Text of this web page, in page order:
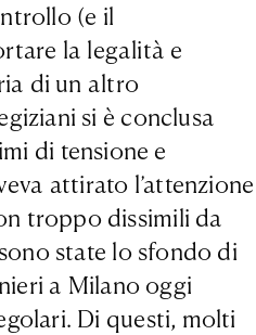
(e il
la legalità e
di un altro
si è conclusa
di tensione e
attirato l’attenzione
troppo dissimili da
state lo sfondo di
a Milano oggi
Di questi, molti